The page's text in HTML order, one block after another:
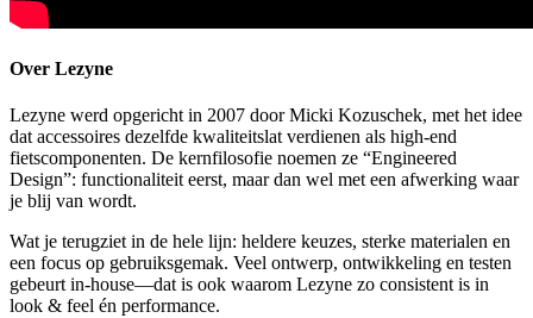
Over Lezyne
Lezyne werd opgericht in 2007 door Micki Kozuschek, met het idee
dat accessoires dezelfde kwaliteitslat verdienen als high-end
fietscomponenten. De kernfilosofie noemen ze “Engineered
Design”: functionaliteit eerst, maar dan wel met een afwerking waar
je blij van wordt.
Wat je terugziet in de hele lijn: heldere keuzes, sterke materialen en
een focus op gebruiksgemak. Veel ontwerp, ontwikkeling en testen
gebeurt in-house—dat is ook waarom Lezyne zo consistent is in
look & feel én performance.